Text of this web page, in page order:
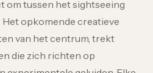
om tussen het sightseeing
opkomende creatieve
van het centrum, trekt
die zich richten op